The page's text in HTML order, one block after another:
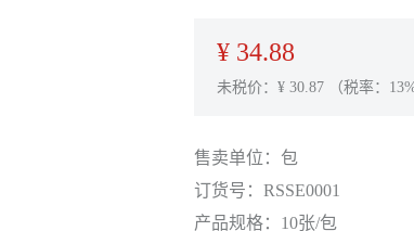
¥ 34.88
未税价：¥ 30.87（税率：13%
售卖单位： 包
订货号： RSSE0001
产品规格： 10张/包